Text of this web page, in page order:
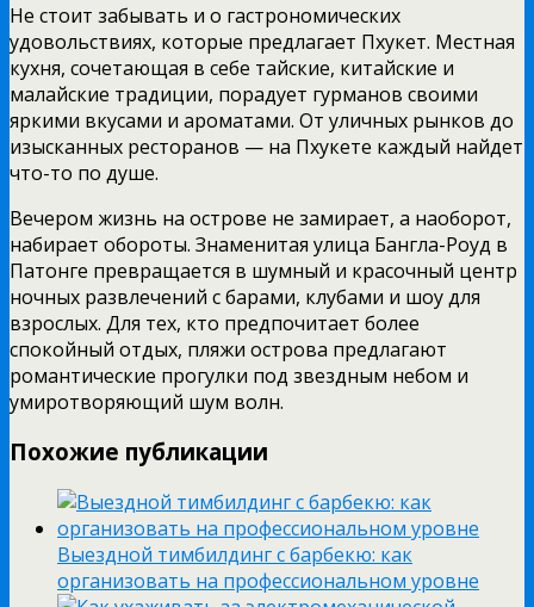
Не стоит забывать и о гастрономических
удовольствиях, которые предлагает Пхукет. Местная
кухня, сочетающая в себе тайские, китайские и
малайские традиции, порадует гурманов своими
яркими вкусами и ароматами. От уличных рынков до
изысканных ресторанов — на Пхукете каждый найдет
что-то по душе.
Вечером жизнь на острове не замирает, а наоборот,
набирает обороты. Знаменитая улица Бангла-Роуд в
Патонге превращается в шумный и красочный центр
ночных развлечений с барами, клубами и шоу для
взрослых. Для тех, кто предпочитает более
спокойный отдых, пляжи острова предлагают
романтические прогулки под звездным небом и
умиротворяющий шум волн.
Похожие публикации
Выездной тимбилдинг с барбекю: как
организовать на профессиональном уровне